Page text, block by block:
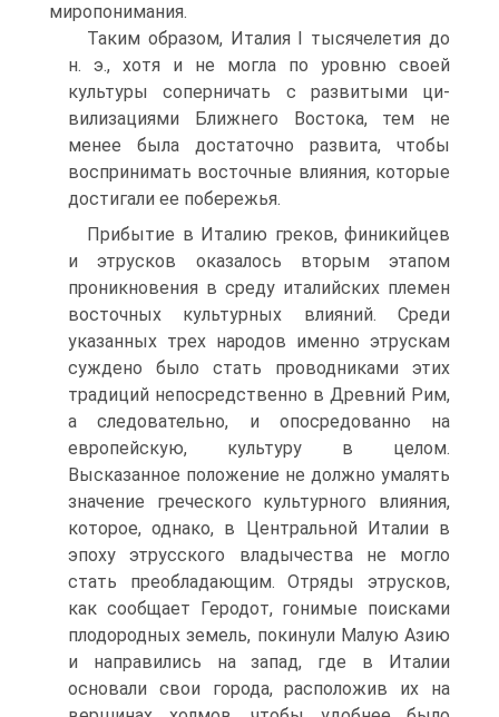
миропонимания.
Таким образом, Италия I тысячелетия до
н. э., хотя и не могла по уровню своей
культуры соперничать с развитыми ци­
вилизациями Ближнего Востока, тем не
менее была достаточно развита, чтобы
воспринимать восточные влияния, которые
до­стигали ее побережья.
Прибытие в Италию греков, финикийцев
и этрусков оказа­лось вторым этапом
проникновения в среду италийских племен
восточных культурных влияний. Среди
указанных трех наро­дов именно этрускам
суждено было стать проводниками этих
традиций непосредственно в Древний Рим,
а следовательно, и опосредованно на
европейскую, культуру в целом.
Высказанное положение не должно умалять
значение греческого культурного влияния,
которое, однако, в Центральной Италии в
эпоху эт­русского владычества не могло
стать преобладающим. Отряды этрусков,
как сообщает Геродот, гонимые поисками
плодород­ных земель, покинули Малую Азию
и направились на запад, где в Италии
основали свои города, расположив их на